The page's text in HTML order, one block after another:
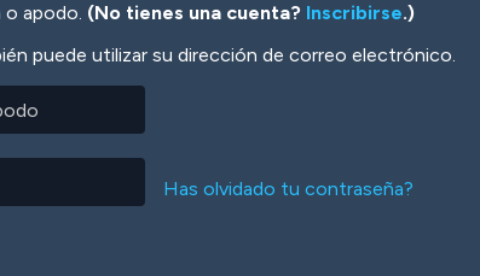
o apodo. (No tienes una cuenta? Inscribirse.)
puede utilizar su dirección de correo electrónico.
Has olvidado tu contraseña?